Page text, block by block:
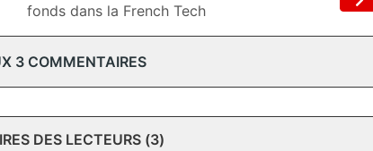
fonds dans la French Tech
3 COMMENTAIRES
DES LECTEURS (3)